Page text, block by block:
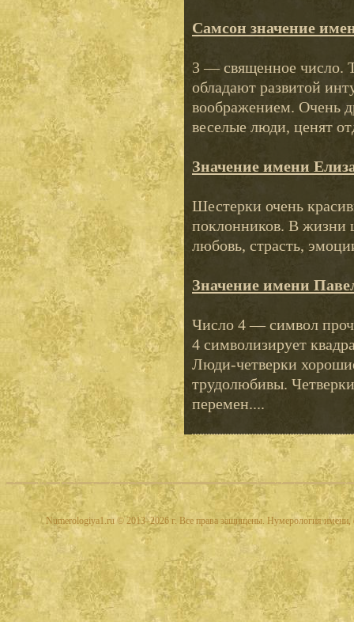
Самсон значение
3 — священное число.
обладают развитой
воображением. Очень
веселые люди, ценят
Значение имени
Шестерки очень
поклонников. В жизни
любовь, страсть,
Значение имени
Число 4 — символ
4 символизирует
Люди-четверки
трудолюбивы.
перемен....
Numerologiya1.ru © 2013–2026 г. Все права защищены. Нумерология имени,